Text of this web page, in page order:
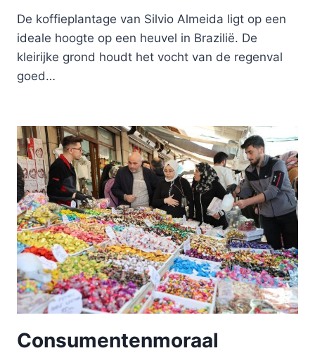
De koffieplantage van Silvio Almeida ligt op een
ideale hoogte op een heuvel in Brazilië. De
kleirijke grond houdt het vocht van de regenval
goed…
Consumentenmoraal